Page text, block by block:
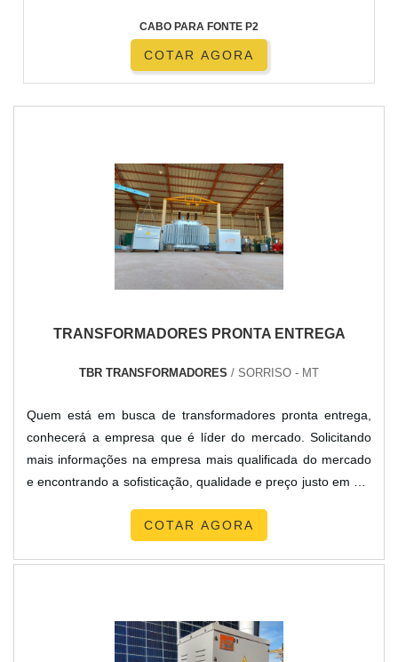
CABO PARA FONTE P2
COTAR AGORA
TRANSFORMADORES PRONTA ENTREGA
TBR TRANSFORMADORES / SORRISO - MT
Quem está em busca de transformadores pronta entrega,
conhecerá a empresa que é líder do mercado. Solicitando
mais informações na empresa mais qualificada do mercado
e encontrando a sofisticação, qualidade e preço justo em um
entrega, com a equipe da TBR Transformadores o cliente
COTAR AGORA